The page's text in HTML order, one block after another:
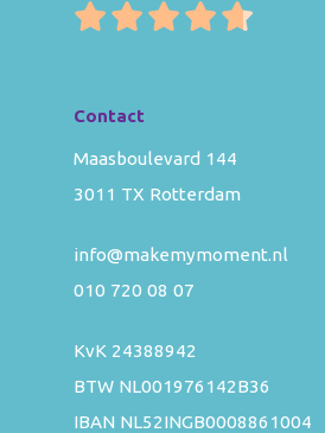
Contact
Maasboulevard 144
3011 TX Rotterdam
info@makemymoment.nl
010 720 08 07
KvK 24388942
BTW NL001976142B36
IBAN NL52INGB0008861004